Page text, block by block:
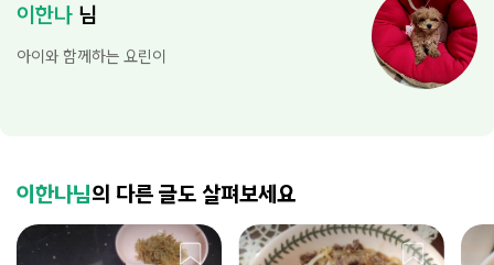
이한나 님
아이와 함께하는 요린이
이한나님의 다른 글도 살펴보세요